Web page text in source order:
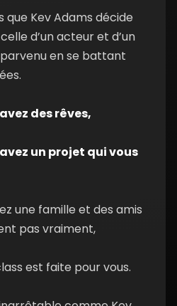
idéal 09:29 min
vos échecs en
que Kev Adams décide
d’un acteur et d’un
en se battant
des rêves,
un projet qui vous
une famille et des amis
pas vraiment,
est faite pour vous.